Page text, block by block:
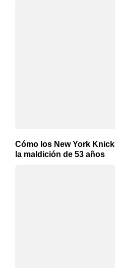
Cómo los New York
la maldición de 53 años